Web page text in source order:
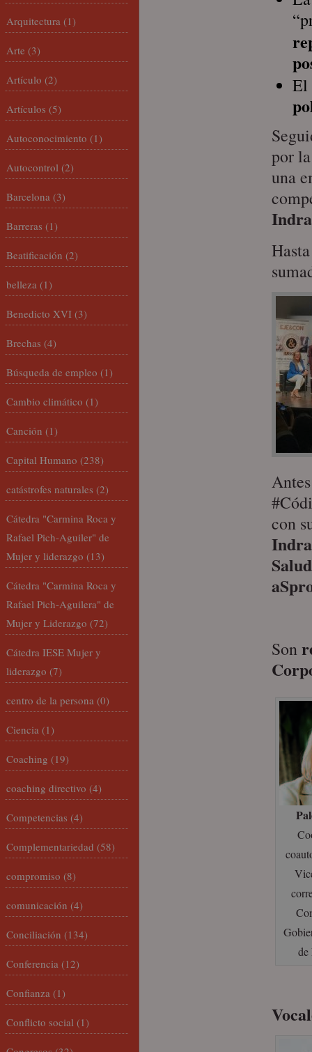
El
por
una
Indra
con
Son
Arquitectura (1)
Arte (3)
Artículo (2)
Artículos (5)
Autoconocimiento (1)
Autocontrol (2)
Barcelona (3)
Barreras (1)
Beatificación (2)
belleza (1)
Benedicto XVI (3)
Brechas (4)
Búsqueda de empleo (1)
Cambio climático (1)
Canción (1)
Capital Humano (238)
catástrofes naturales (2)
Cátedra "Carmina Roca y
Rafael Pich-Aguiler" de
Mujer y liderazgo (13)
Cátedra "Carmina Roca y
Rafael Pich-Aguilera" de
Mujer y Liderazgo (72)
Cátedra IESE Mujer y
liderazgo (7)
centro de la persona (0)
Ciencia (1)
Coaching (19)
coaching directivo (4)
Competencias (4)
Complementariedad (58)
compromiso (8)
comunicación (4)
Conciliación (134)
Conferencia (12)
Confianza (1)
Conflicto social (1)